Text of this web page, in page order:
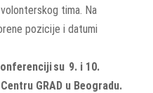
tima. Na
pozicije i datumi
su 9. i 10.
GRAD u Beogradu.